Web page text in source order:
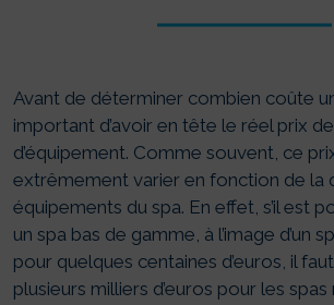
Avant de déterminer combien coûte
important d’avoir en tête le réel prix
d’équipement. Comme souvent, ce
extrêmement varier en fonction de la
équipements du spa. En effet, s’il est
un spa bas de gamme, à l’image d’un
pour quelques centaines d’euros, il
plusieurs milliers d’euros pour les